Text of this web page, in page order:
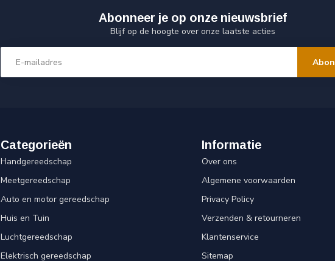
Abonneer je op onze nieuwsbrief
Blijf op de hoogte over onze laatste acties
Categorieën
Handgereedschap
Meetgereedschap
Auto en motor gereedschap
Huis en Tuin
Luchtgereedschap
Elektrisch gereedschap
Informatie
Over ons
Algemene voorwaarden
Privacy Policy
Verzenden & retourneren
Klantenservice
Sitemap